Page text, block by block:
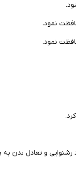
نمود.
نمود.